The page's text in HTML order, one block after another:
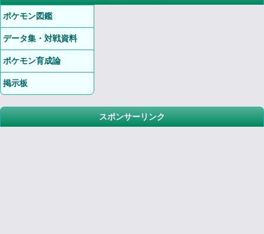
ポケモン図鑑
データ集・対戦資料
ポケモン育成論
掲示板
スポンサーリンク